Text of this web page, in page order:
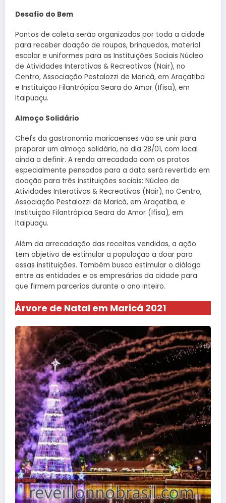
Desafio do Bem
Pontos de coleta serão organizados por toda a cidade
para receber doação de roupas, brinquedos, material
escolar e uniformes para as Instituições Sociais Núcleo
de Atividades Interativas & Recreativas (Nair), no
Centro, Associação Pestalozzi de Maricá, em Araçatiba
e Instituição Filantrópica Seara do Amor (Ifisa), em
Itaipuaçu.
Almoço Solidário
Chefs da gastronomia maricaenses vão se unir para
preparar um almoço solidário, no dia 28/01, com local
ainda a definir. A renda arrecadada com os pratos
especialmente pensados para a data será revertida em
doação para três instituições sociais: Núcleo de
Atividades Interativas & Recreativas (Nair), no Centro,
Associação Pestalozzi de Maricá, em Araçatiba, e
Instituição Filantrópica Seara do Amor (Ifisa), em
Itaipuaçu.
Além da arrecadação das receitas vendidas, a ação
tem objetivo de estimular a população a doar para
essas instituições. Também busca estimular o diálogo
entre as entidades e os empresários da cidade para
que firmem parcerias durante o ano inteiro.
Árvore de Natal em Maricá 2021